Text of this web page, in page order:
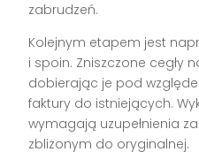
zabrudzeń.
Kolejnym etapem jest
i spoin. Zniszczone cegły
dobierając je pod
faktury do istniejących.
wymagają uzupełnienia
zbliżonym do oryginalnej.